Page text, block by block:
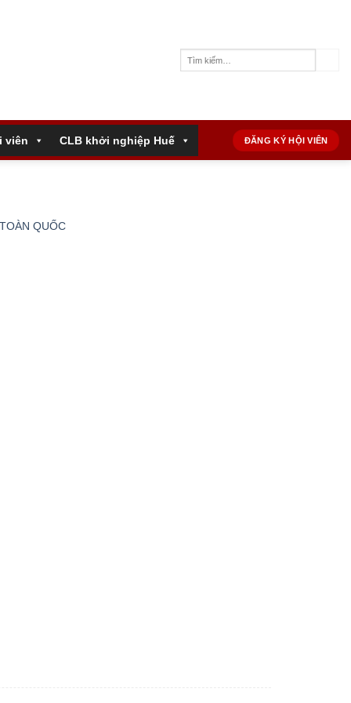
viên CLB khởi nghiệp Huế ĐĂNG KÝ HỘI VIÊN
QUỐC